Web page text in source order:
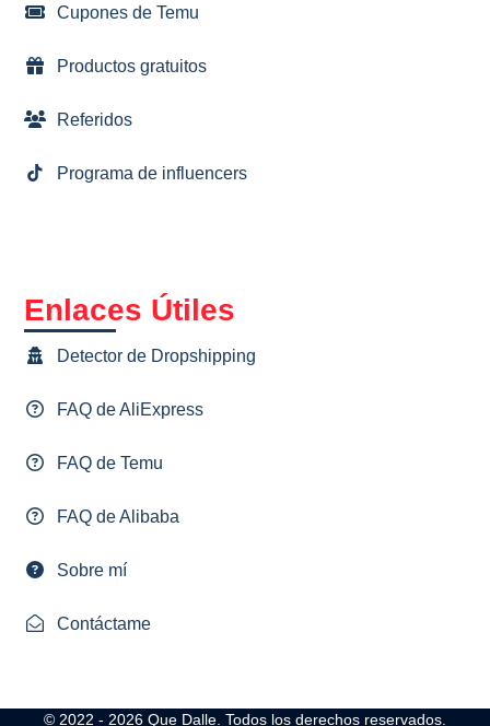
Cupones de Temu
Productos gratuitos
Referidos
Programa de influencers
Enlaces Útiles
Detector de Dropshipping
FAQ de AliExpress
FAQ de Temu
FAQ de Alibaba
Sobre mí
Contáctame
© 2022 - 2026 Que Dalle. Todos los derechos reservados.